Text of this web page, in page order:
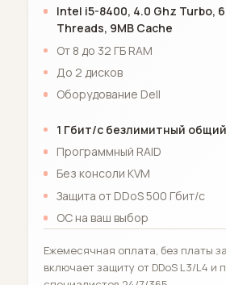
Intel i5-8400, 4.0 Ghz Turbo,
Threads, 9MB Cache
От 8 до 32 ГБ RAM
До 2 дисков
Оборудование Dell
1 Гбит/с безлимитный общий
Программный RAID
Без консоли KVM
Защита от DDoS 500 Гбит/с
ОС на ваш выбор
Ежемесячная оплата, без платы
включает защиту от DDoS L3/L4 и